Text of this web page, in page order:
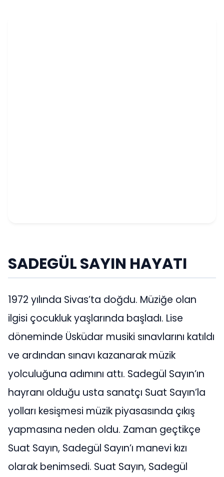
SADEGÜL SAYIN HAYATI
1972 yılında Sivas’ta doğdu. Müziğe olan
ilgisi çocukluk yaşlarında başladı. Lise
döneminde Üsküdar musiki sınavlarını katıldı
ve ardından sınavı kazanarak müzik
yolculuğuna adımını attı. Sadegül Sayın’ın
hayranı olduğu usta sanatçı Suat Sayın’la
yolları kesişmesi müzik piyasasında çıkış
yapmasına neden oldu. Zaman geçtikçe
Suat Sayın, Sadegül Sayın’ı manevi kızı
olarak benimsedi. Suat Sayın, Sadegül